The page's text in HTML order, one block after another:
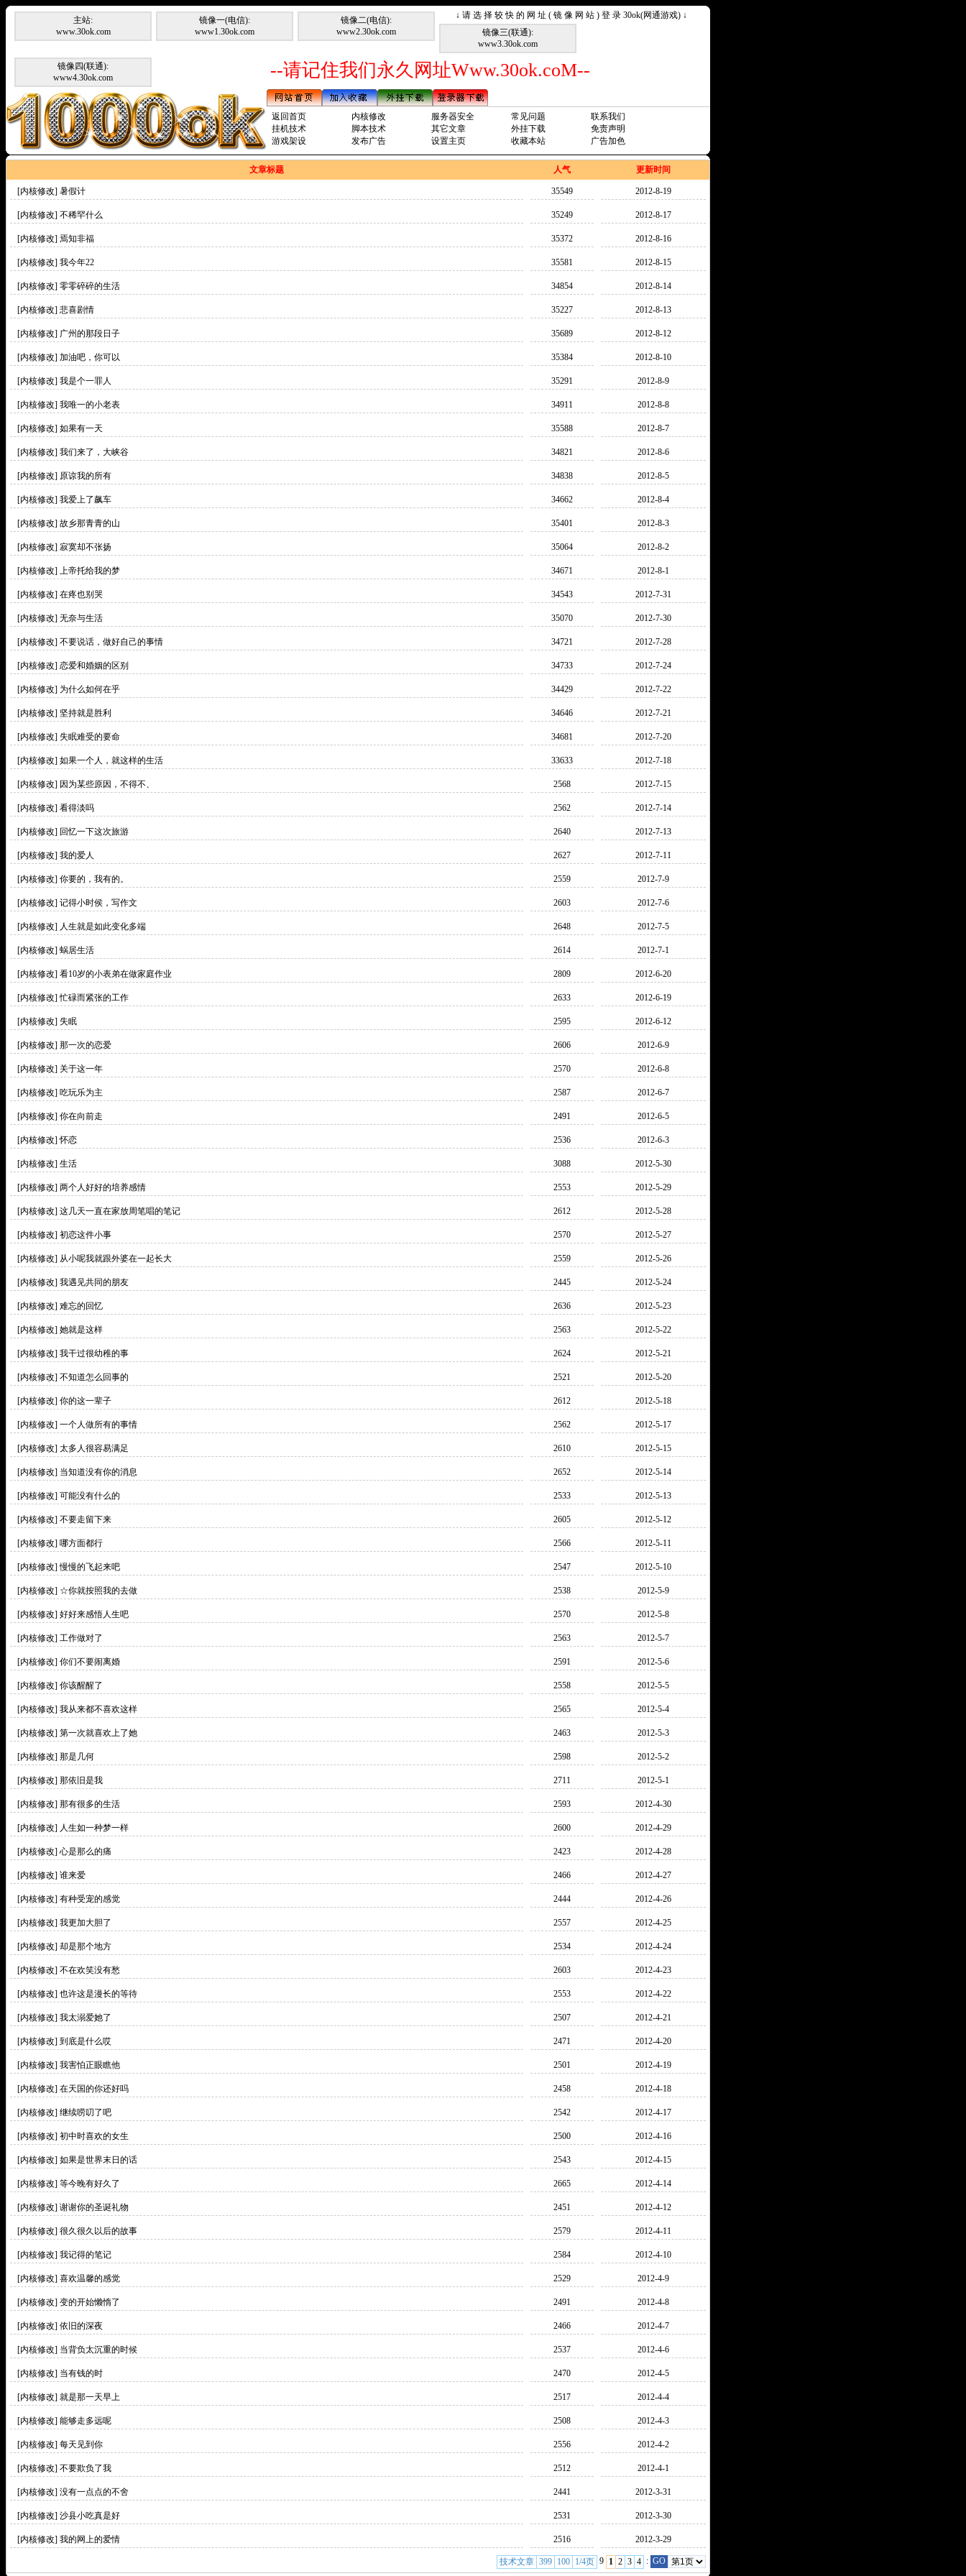
↓ 请 选 择 较 快 的 网 址 ( 镜 像 网 站 ) 登 录 30ok(网通游戏) ↓
主站:
www.30ok.com
镜像一(电信):
www1.30ok.com
镜像二(电信):
www2.30ok.com
镜像三(联通):
www3.30ok.com
镜像四(联通):
www4.30ok.com
--请记住我们永久网址Www.30ok.coM--
返回首页
内核修改 服务器安全 常见问题
联系我们
挂机技术
脚本技术 其它文章 外挂下载
免责声明
游戏架设
发布广告 设置主页 收藏本站 广告加色
文章标题 人气 更新时间
[内核修改] 暑假计 35549 2012-8-19
[内核修改] 不稀罕什么 35249 2012-8-17
[内核修改] 焉知非福 35372 2012-8-16
[内核修改] 我今年22 35581 2012-8-15
[内核修改] 零零碎碎的生活 34854 2012-8-14
[内核修改] 悲喜剧情 35227 2012-8-13
[内核修改] 广州的那段日子 35689 2012-8-12
[内核修改] 加油吧，你可以 35384 2012-8-10
[内核修改] 我是个一罪人 35291 2012-8-9
[内核修改] 我唯一的小老表 34911 2012-8-8
[内核修改] 如果有一天 35588 2012-8-7
[内核修改] 我们来了，大峡谷 34821 2012-8-6
[内核修改] 原谅我的所有 34838 2012-8-5
[内核修改] 我爱上了飙车 34662 2012-8-4
[内核修改] 故乡那青青的山 35401 2012-8-3
[内核修改] 寂寞却不张扬 35064 2012-8-2
[内核修改] 上帝托给我的梦 34671 2012-8-1
[内核修改] 在疼也别哭 34543 2012-7-31
[内核修改] 无奈与生活 35070 2012-7-30
[内核修改] 不要说话，做好自己的事情 34721 2012-7-28
[内核修改] 恋爱和婚姻的区别 34733 2012-7-24
[内核修改] 为什么如何在乎 34429 2012-7-22
[内核修改] 坚持就是胜利 34646 2012-7-21
[内核修改] 失眠难受的要命 34681 2012-7-20
[内核修改] 如果一个人，就这样的生活 33633 2012-7-18
[内核修改] 因为某些原因，不得不、 2568 2012-7-15
[内核修改] 看得淡吗 2562 2012-7-14
[内核修改] 回忆一下这次旅游 2640 2012-7-13
[内核修改] 我的爱人 2627 2012-7-11
[内核修改] 你要的，我有的。 2559 2012-7-9
[内核修改] 记得小时侯，写作文 2603 2012-7-6
[内核修改] 人生就是如此变化多端 2648 2012-7-5
[内核修改] 蜗居生活 2614 2012-7-1
[内核修改] 看10岁的小表弟在做家庭作业 2809 2012-6-20
[内核修改]忙碌而紧张的工作 2633 2012-6-19
[内核修改] 失眠 2595 2012-6-12
[内核修改] 那一次的恋爱 2606 2012-6-9
[内核修改] 关于这一年 2570 2012-6-8
[内核修改] 吃玩乐为主 2587 2012-6-7
[内核修改] 你在向前走 2491 2012-6-5
[内核修改]怀恋 2536 2012-6-3
[内核修改] 生活 3088 2012-5-30
[内核修改] 两个人好好的培养感情 2553 2012-5-29
[内核修改] 这几天一直在家放周笔唱的笔记 2612 2012-5-28
[内核修改] 初恋这件小事 2570 2012-5-27
[内核修改] 从小呢我就跟外婆在一起长大 2559 2012-5-26
[内核修改] 我遇见共同的朋友 2445 2012-5-24
[内核修改] 难忘的回忆 2636 2012-5-23
[内核修改] 她就是这样 2563 2012-5-22
[内核修改] 我干过很幼稚的事 2624 2012-5-21
[内核修改] 不知道怎么回事的 2521 2012-5-20
[内核修改] 你的这一辈子 2612 2012-5-18
[内核修改] 一个人做所有的事情 2562 2012-5-17
[内核修改] 太多人很容易满足 2610 2012-5-15
[内核修改] 当知道没有你的消息 2652 2012-5-14
[内核修改] 可能没有什么的 2533 2012-5-13
[内核修改] 不要走留下来 2605 2012-5-12
[内核修改] 哪方面都行 2566 2012-5-11
[内核修改]慢慢的飞起来吧 2547 2012-5-10
[内核修改] ☆你就按照我的去做 2538 2012-5-9
[内核修改] 好好来感悟人生吧 2570 2012-5-8
[内核修改] 工作做对了 2563 2012-5-7
[内核修改] 你们不要闹离婚 2591 2012-5-6
[内核修改] 你该醒醒了 2558 2012-5-5
[内核修改] 我从来都不喜欢这样 2565 2012-5-4
[内核修改] 第一次就喜欢上了她 2463 2012-5-3
[内核修改] 那是几何 2598 2012-5-2
[内核修改] 那依旧是我 2711 2012-5-1
[内核修改] 那有很多的生活 2593 2012-4-30
[内核修改] 人生如一种梦一样 2600 2012-4-29
[内核修改] 心是那么的痛 2423 2012-4-28
[内核修改] 谁来爱 2466 2012-4-27
[内核修改] 有种受宠的感觉 2444 2012-4-26
[内核修改] 我更加大胆了 2557 2012-4-25
[内核修改] 却是那个地方 2534 2012-4-24
[内核修改] 不在欢笑没有愁 2603 2012-4-23
[内核修改] 也许这是漫长的等待 2553 2012-4-22
[内核修改] 我太溺爱她了 2507 2012-4-21
[内核修改] 到底是什么哎 2471 2012-4-20
[内核修改] 我害怕正眼瞧他 2501 2012-4-19
[内核修改] 在天国的你还好吗 2458 2012-4-18
[内核修改] 继续唠叨了吧 2542 2012-4-17
[内核修改] 初中时喜欢的女生 2500 2012-4-16
[内核修改] 如果是世界末日的话 2543 2012-4-15
[内核修改] 等今晚有好久了 2665 2012-4-14
[内核修改] 谢谢你的圣诞礼物 2451 2012-4-12
[内核修改] 很久很久以后的故事 2579 2012-4-11
[内核修改] 我记得的笔记 2584 2012-4-10
[内核修改] 喜欢温馨的感觉 2529 2012-4-9
[内核修改] 变的开始懒惰了 2491 2012-4-8
[内核修改] 依旧的深夜 2466 2012-4-7
[内核修改] 当背负太沉重的时候 2537 2012-4-6
[内核修改] 当有钱的时 2470 2012-4-5
[内核修改] 就是那一天早上 2517 2012-4-4
[内核修改] 能够走多远呢 2508 2012-4-3
[内核修改] 每天见到你 2556 2012-4-2
[内核修改] 不要欺负了我 2512 2012-4-1
[内核修改] 没有一点点的不舍 2441 2012-3-31
[内核修改] 沙县小吃真是好 2531 2012-3-30
[内核修改] 我的网上的爱情 2516 2012-3-29
技术文章 399 100 1/4页 9 1 2 3 4 : GO